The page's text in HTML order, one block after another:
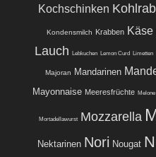
Kochschinken
Kondensmilch Krabben Käse
Lauch Lebkuchen Lemon Curd Limetten
Majoran Mandarinen
Mayonnaise Meeresfrüchte Melone
Mortadellawurst Mozzarella
Nektarinen Nori Nougat